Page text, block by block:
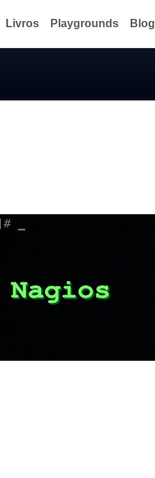
Livros Playgrounds Blog